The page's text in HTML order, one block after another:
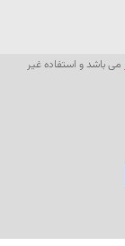
می باشد و استفاده غیر